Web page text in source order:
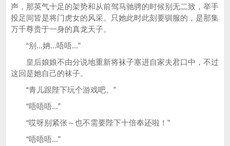
声，那英气十足的架势和从前驾马驰骋的时候别无二致，举手
投足间皆是将门虎女的风采。只她此时此刻要驯服的，是那集
万千尊贵于一身的真龙天子。
“别...姌...唔唔...”
皇后娘娘不由分说地重新将袜子塞进自家夫君口中，不过
这回是她自己的袜子。
“青儿跟陛下玩个游戏吧。”
“唔唔唔...”
“哎呀别紧张～也不需要陛下十倍奉还啦！”
“唔唔唔...”